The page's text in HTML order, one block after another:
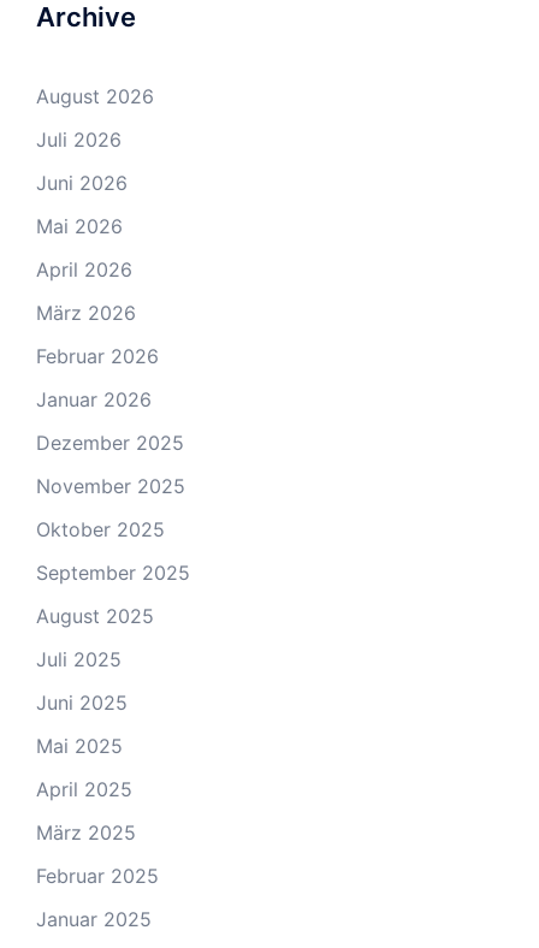
Archive
August 2026
Juli 2026
Juni 2026
Mai 2026
April 2026
März 2026
Februar 2026
Januar 2026
Dezember 2025
November 2025
Oktober 2025
September 2025
August 2025
Juli 2025
Juni 2025
Mai 2025
April 2025
März 2025
Februar 2025
Januar 2025